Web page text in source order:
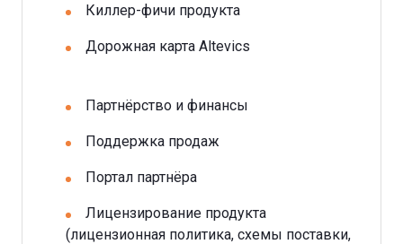
Киллер-фичи продукта
Дорожная карта Altevics
Партнёрство и финансы
Поддержка продаж
Портал партнёра
Лицензирование продукта
(лицензионная политика, схемы поставки,